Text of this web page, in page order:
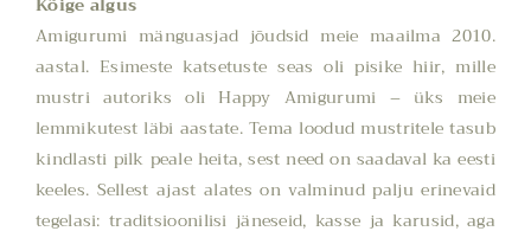
Amigurumi mänguasjad jõudsid meie maailma 2010.
aastal. Esimeste katsetuste seas oli pisike hiir, mille
mustri autoriks oli Happy Amigurumi – üks meie
lemmikutest läbi aastate. Tema loodud mustritele tasub
kindlasti pilk peale heita, sest need on saadaval ka eesti
keeles. Sellest ajast alates on valminud palju erinevaid
tegelasi: traditsioonilisi jäneseid, kasse ja karusid, aga